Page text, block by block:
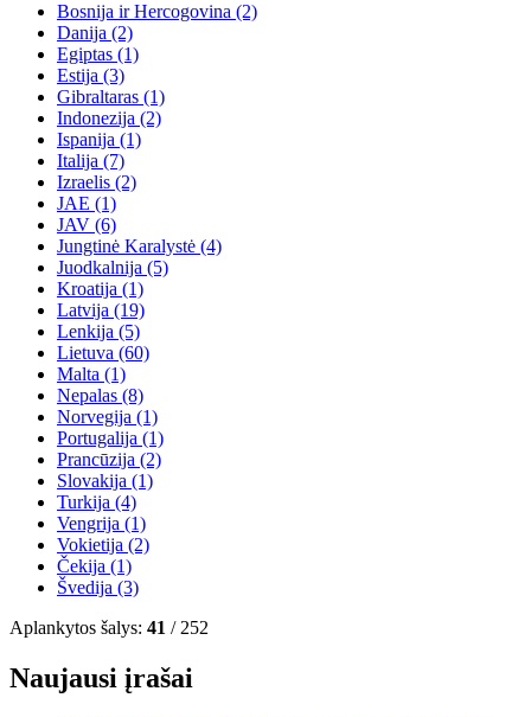
Bosnija ir Hercogovina (2)
Danija (2)
Egiptas (1)
Estija (3)
Gibraltaras (1)
Indonezija (2)
Ispanija (1)
Italija (7)
Izraelis (2)
JAE (1)
JAV (6)
Jungtinė Karalystė (4)
Juodkalnija (5)
Kroatija (1)
Latvija (19)
Lenkija (5)
Lietuva (60)
Malta (1)
Nepalas (8)
Norvegija (1)
Portugalija (1)
Prancūzija (2)
Slovakija (1)
Turkija (4)
Vengrija (1)
Vokietija (2)
Čekija (1)
Švedija (3)
Aplankytos šalys: 41 / 252
Naujausi įrašai